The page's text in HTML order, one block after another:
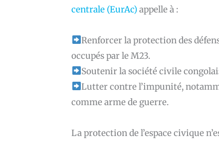
centrale (EurAc)appelle à :
Renforcer la protection des
occupés par le M23.
Soutenir la société civile
Lutter contre l’impunité,
comme arme de guerre.
La protection de l’espace civique